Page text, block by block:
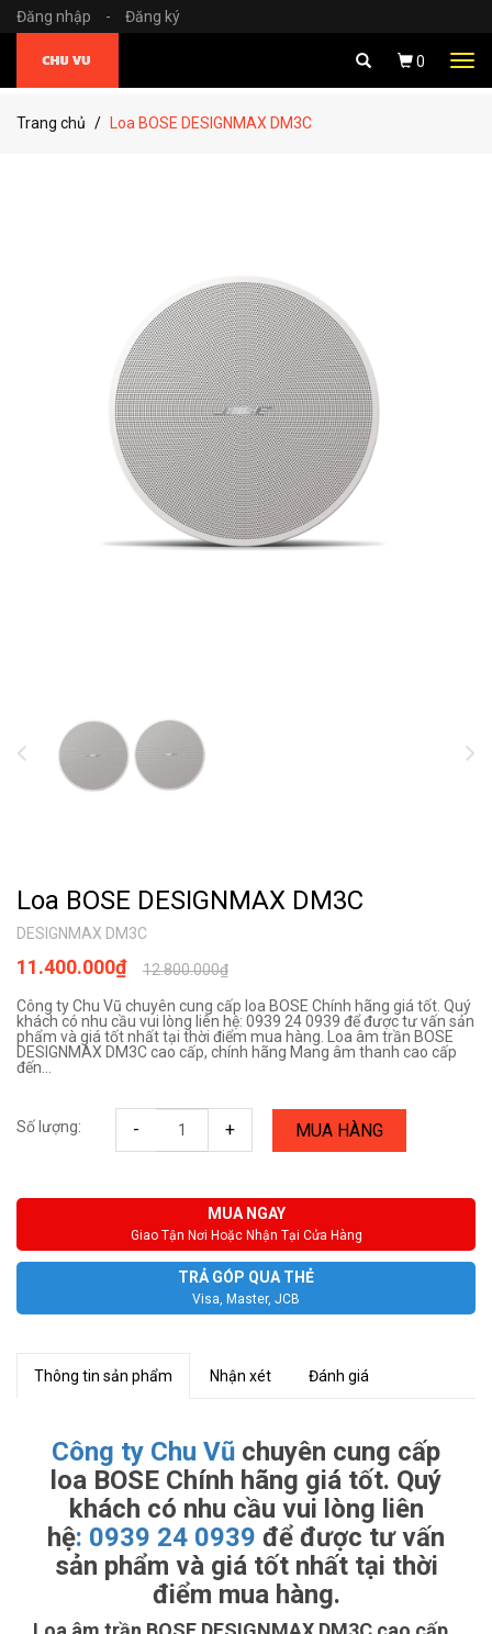
Đăng nhập - Đăng ký
0
Trang chủ Loa BOSE DESIGNMAX DM3C
Loa BOSE DESIGNMAX DM3C
DESIGNMAX DM3C
12.800.000₫
11.400.000₫
Công ty Chu Vũ chuyên cung cấp loa BOSE Chính hãng giá tốt. Quý
khách có nhu cầu vui lòng liên hệ: 0939 24 0939 để được tư vấn sản
phẩm và giá tốt nhất tại thời điểm mua hàng. Loa âm trần BOSE
DESIGNMAX DM3C cao cấp, chính hãng Mang âm thanh cao cấp
đến...
Số lượng: - + MUA HÀNG
MUA NGAY
Giao Tận Nơi Hoặc Nhận Tại Cửa Hàng
TRẢ GÓP QUA THẺ
Visa, Master, JCB
Thông tin sản phẩm Nhận xét Đánh giá
Công ty Chu Vũ chuyên cung cấp
loa BOSE Chính hãng giá tốt. Quý
khách có nhu cầu vui lòng liên
hệ: 0939 24 0939 để được tư vấn
sản phẩm và giá tốt nhất tại thời
điểm mua hàng.